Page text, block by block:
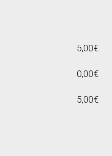
5,00€
0,00€
5,00€